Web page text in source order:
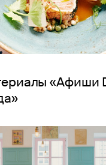
«Афиши